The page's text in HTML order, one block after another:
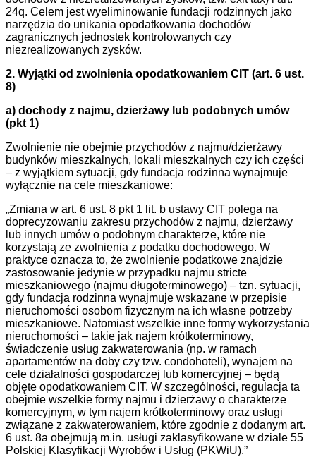
24q. Celem jest wyeliminowanie fundacji rodzinnych jako
narzędzia do unikania opodatkowania dochodów
zagranicznych jednostek kontrolowanych czy
niezrealizowanych zysków.
2. Wyjątki od zwolnienia opodatkowaniem CIT (art. 6 ust.
8)
a) dochody z najmu, dzierżawy lub podobnych umów
(pkt 1)
Zwolnienie nie obejmie przychodów z najmu/dzierżawy
budynków mieszkalnych, lokali mieszkalnych czy ich części
– z wyjątkiem sytuacji, gdy fundacja rodzinna wynajmuje
wyłącznie na cele mieszkaniowe:
„Zmiana w art. 6 ust. 8 pkt 1 lit. b ustawy CIT polega na
doprecyzowaniu zakresu przychodów z najmu, dzierżawy
lub innych umów o podobnym charakterze, które nie
korzystają ze zwolnienia z podatku dochodowego. W
praktyce oznacza to, że zwolnienie podatkowe znajdzie
zastosowanie jedynie w przypadku najmu stricte
mieszkaniowego (najmu długoterminowego) – tzn. sytuacji,
gdy fundacja rodzinna wynajmuje wskazane w przepisie
nieruchomości osobom fizycznym na ich własne potrzeby
mieszkaniowe. Natomiast wszelkie inne formy wykorzystania
nieruchomości – takie jak najem krótkoterminowy,
świadczenie usług zakwaterowania (np. w ramach
apartamentów na doby czy tzw. condohoteli), wynajem na
cele działalności gospodarczej lub komercyjnej – będą
objęte opodatkowaniem CIT. W szczególności, regulacja ta
obejmie wszelkie formy najmu i dzierżawy o charakterze
komercyjnym, w tym najem krótkoterminowy oraz usługi
związane z zakwaterowaniem, które zgodnie z dodanym art.
6 ust. 8a obejmują m.in. usługi zaklasyfikowane w dziale 55
Polskiej Klasyfikacji Wyrobów i Usług (PKWiU).”